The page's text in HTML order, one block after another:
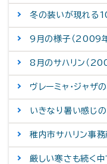
冬の装いが現れる
9月の様子（2009
8月のサハリン（
ヴレーミャ・ジャ
いきなり暑い感じ
稚内市サハリン事
厳しい寒さも続く